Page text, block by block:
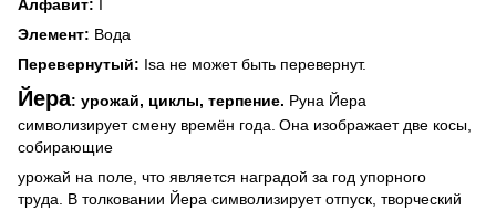
Алфавит: I
Элемент: Вода
Перевернутый: Isa не может быть перевернут.
Йера: урожай, циклы, терпение. Руна Йера
символизирует смену времён года. Она изображает две косы,
собирающие
урожай на поле, что является наградой за год упорного
труда. В толковании Йера символизирует отпуск, творческий